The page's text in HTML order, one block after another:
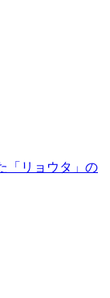
「リョウタ」の